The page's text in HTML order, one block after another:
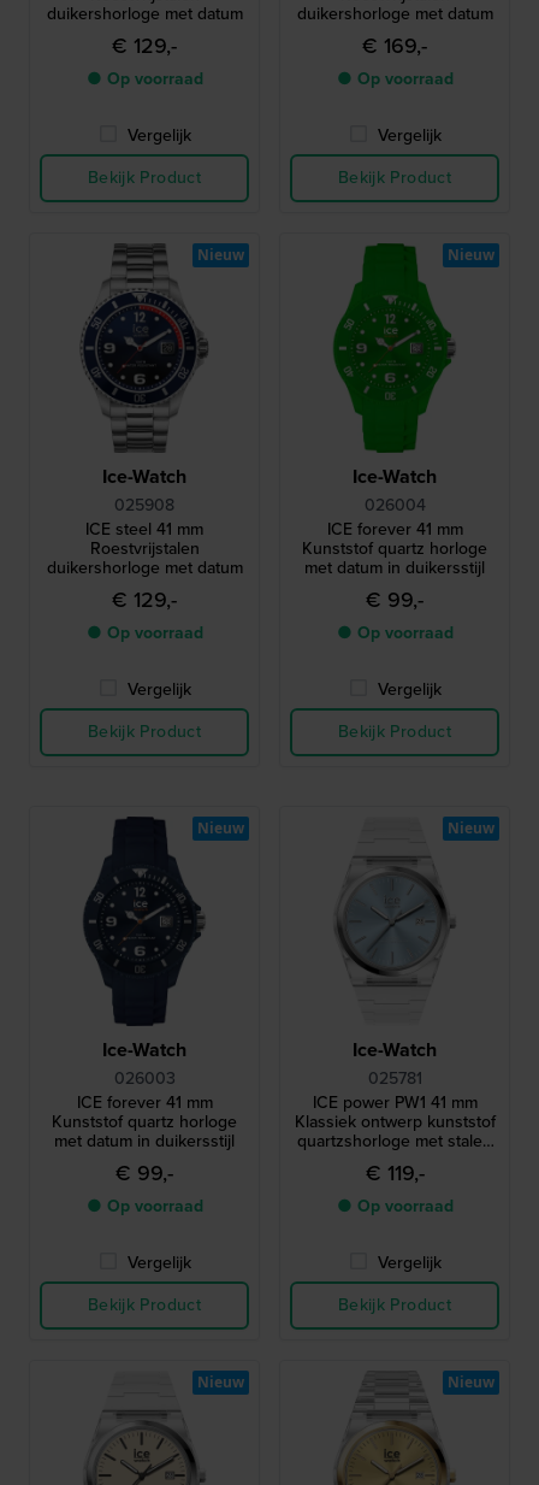
duikershorloge met datum
€ 129,-
● Op voorraad
Vergelijk
Bekijk Product
duikershorloge met datum
€ 169,-
● Op voorraad
Vergelijk
Bekijk Product
Ice-Watch
025908
ICE steel 41 mm
Roestvrijstalen
duikershorloge met datum
€ 129,-
● Op voorraad
Vergelijk
Bekijk Product
Nieuw
Ice-Watch
026004
ICE forever 41 mm
Kunststof quartz horloge
met datum in duikersstijl
€ 99,-
● Op voorraad
Vergelijk
Bekijk Product
Nieuw
Ice-Watch
026003
ICE forever 41 mm
Kunststof quartz horloge
met datum in duikersstijl
€ 99,-
● Op voorraad
Vergelijk
Bekijk Product
Nieuw
Ice-Watch
025781
ICE power PW1 41 mm
Klassiek ontwerp kunststof
quartzshorloge met stalen
lunette en saffierglas
€ 119,-
● Op voorraad
Vergelijk
Bekijk Product
Nieuw
Nieuw Nieuw